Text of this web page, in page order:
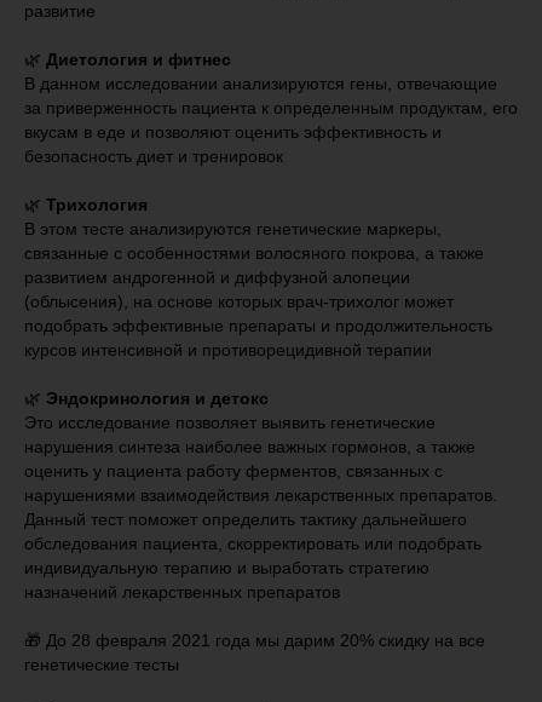
развитие
🌿 Диетология и фитнес
В данном исследовании анализируются гены, отвечающие
за приверженность пациента к определенным продуктам, его
вкусам в еде и позволяют оценить эффективность и
безопасность диет и тренировок
🌿 Трихология
В этом тесте анализируются генетические маркеры,
связанные с особенностями волосяного покрова, а также
развитием андрогенной и диффузной алопеции
(облысения), на основе которых врач-трихолог может
подобрать эффективные препараты и продолжительность
курсов интенсивной и противорецидивной терапии
🌿 Эндокринология и детокс
Это исследование позволяет выявить генетические
нарушения синтеза наиболее важных гормонов, а также
оценить у пациента работу ферментов, связанных с
нарушениями взаимодействия лекарственных препаратов.
Данный тест поможет определить тактику дальнейшего
обследования пациента, скорректировать или подобрать
индивидуальную терапию и выработать стратегию
назначений лекарственных препаратов
🎁 До 28 февраля 2021 года мы дарим 20% скидку на все
генетические тесты